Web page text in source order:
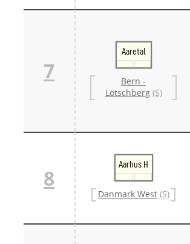
7
Aaretal
Bern -
Lötschberg (S)
8
Aarhus H
Danmark West (S)